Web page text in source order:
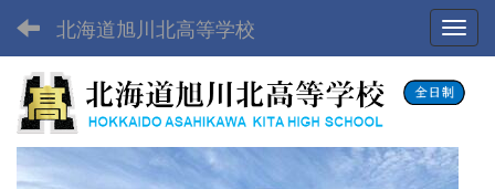
北海道旭川北高等学校